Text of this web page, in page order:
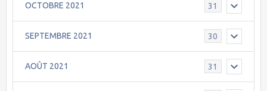
OCTOBRE 2021 31
SEPTEMBRE 2021 30
AOÛT 2021 31